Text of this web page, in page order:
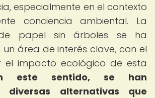
especialmente en el contexto
conciencia ambiental. La
papel sin árboles se ha
área de interés clave, con el
el impacto ecológico de esta
este sentido, se han
diversas alternativas que